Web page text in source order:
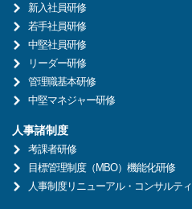
新入社員研修
若手社員研修
中堅社員研修
リーダー研修
管理職基本研修
中堅マネジャー研修
人事諸制度
考課者研修
目標管理制度（MBO）機能化研修
人事制度リニューアル・コンサルテ